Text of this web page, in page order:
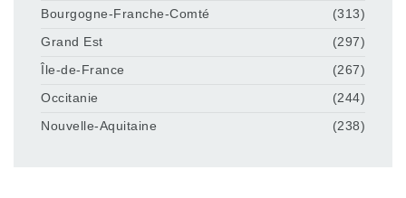
Bourgogne-Franche-Comté
(313)
Grand Est
(297)
Île-de-France
(267)
Occitanie
(244)
Nouvelle-Aquitaine
(238)